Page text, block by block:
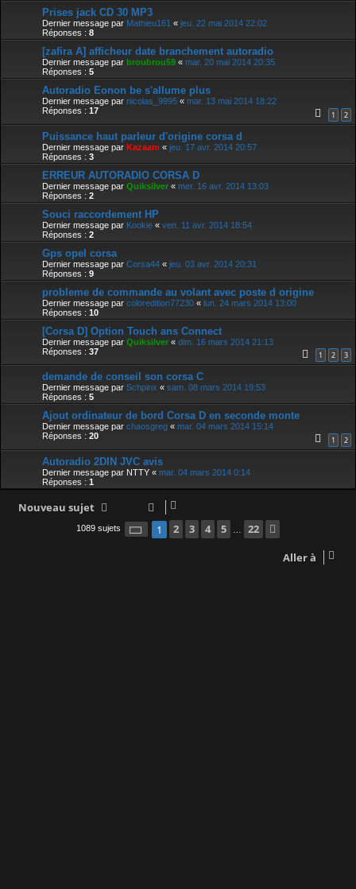
Prises jack CD 30 MP3
Dernier message par Mathieu161 « jeu. 22 mai 2014 22:02
Réponses : 8
[zafira A] afficheur date branchement autoradio
Dernier message par broubrou59 « mar. 20 mai 2014 20:35
Réponses : 5
Autoradio Eonon be s'allume plus
Dernier message par nicolas_9995 « mar. 13 mai 2014 18:22
Réponses : 17 1 2
Puissance haut parleur d'origine corsa d
Dernier message par Kazaam « jeu. 17 avr. 2014 20:57
Réponses : 3
ERREUR AUTORADIO CORSA D
Dernier message par Quiksilver « mer. 16 avr. 2014 13:03
Réponses : 2
Souci raccordement HP
Dernier message par Kookie « ven. 11 avr. 2014 18:54
Réponses : 2
Gps opel corsa
Dernier message par Corsa44 « jeu. 03 avr. 2014 20:31
Réponses : 9
probleme de commande au volant avec poste d origine
Dernier message par coloredition77230 « lun. 24 mars 2014 13:00
Réponses : 10
[Corsa D] Option Touch ans Connect
Dernier message par Quiksilver « dim. 16 mars 2014 21:13
Réponses : 37 1 2 3
demande de conseil son corsa C
Dernier message par Schpinx « sam. 08 mars 2014 19:53
Réponses : 5
Ajout ordinateur de bord Corsa D en seconde monte
Dernier message par chaosgreg « mar. 04 mars 2014 15:14
Réponses : 20 1 2
Autoradio 2DIN JVC avis
Dernier message par NTTY « mar. 04 mars 2014 0:14
Réponses : 1
Nouveau sujet
1089 sujets Page 1sur 22
1 2 3 4 5 22
Aller à